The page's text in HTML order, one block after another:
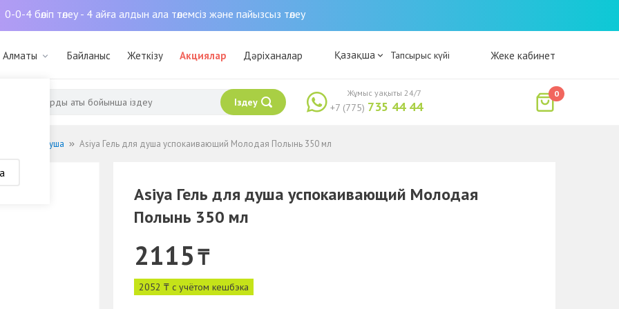
0-0-4 бөліп төлеу - 4 айға алдын ала төлемсіз және пайызсыз төлеу
Алматы Байланыс Жеткізу Акциялар Дәріханалар Қазақша Тапсырыс күйі Жеке кабинет
Іздеу +7 (775) 735 44 44
Жұмыс уақыты 24/7 0
Гели для душа Asiya Гель для душа успокаивающий Молодая Полынь 350 мл
Asiya Гель для душа успокаивающий Молодая
Полынь 350 мл
2115₸
2052 ₸ с учётом кешбэка